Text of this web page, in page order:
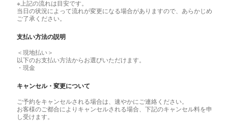
※上記の流れは目安です。
当日の状況によって流れが変更になる場合がありますので、あらかじめ
ご了承ください。
支払い方法の説明
＜現地払い＞
以下のお支払い方法からお選びいただけます。
・現金
キャンセル・変更について
ご予約をキャンセルされる場合は、速やかにご連絡ください。
お客様のご都合によりキャンセルされる場合、下記のキャンセル料を申
し受けます。